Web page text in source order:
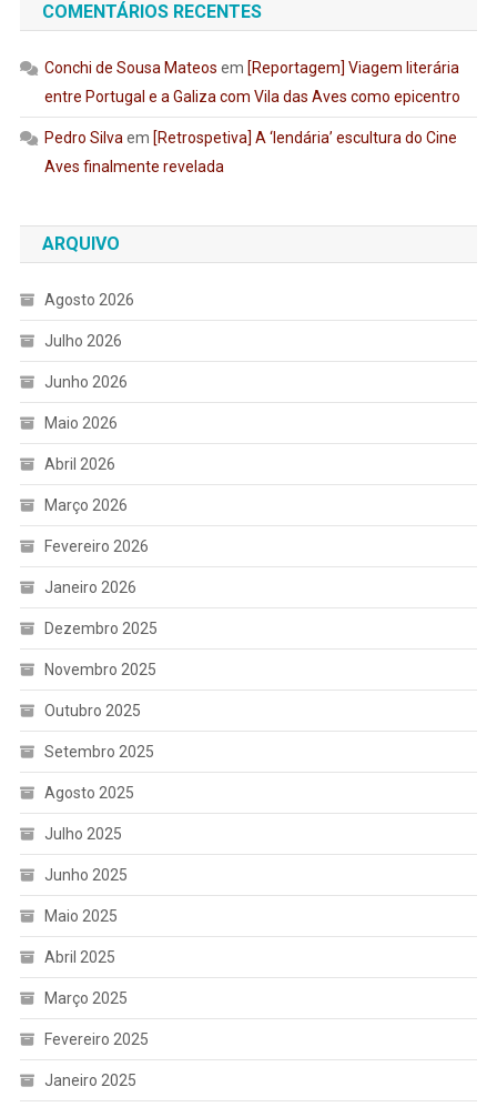
COMENTÁRIOS RECENTES
Conchi de Sousa Mateos em [Reportagem] Viagem literária
entre Portugal e a Galiza com Vila das Aves como epicentro
Pedro Silvaem [Retrospetiva] A ‘lendária’ escultura do Cine
Aves finalmente revelada
ARQUIVO
Agosto 2026
Julho 2026
Junho 2026
Maio 2026
Abril 2026
Março 2026
Fevereiro 2026
Janeiro 2026
Dezembro 2025
Novembro 2025
Outubro 2025
Setembro 2025
Agosto 2025
Julho 2025
Junho 2025
Maio 2025
Abril 2025
Março 2025
Fevereiro 2025
Janeiro 2025